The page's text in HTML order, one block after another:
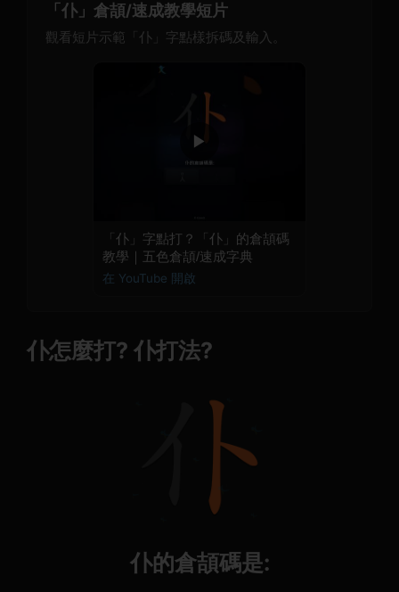
「仆」倉頡/速成教學短片
觀看短片示範「仆」字點樣拆碼及輸入。
▶
「仆」字點打？「仆」的倉頡碼
教學｜五色倉頡/速成字典
在 YouTube 開啟
仆怎麼打? 仆打法?
仆的倉頡碼是: